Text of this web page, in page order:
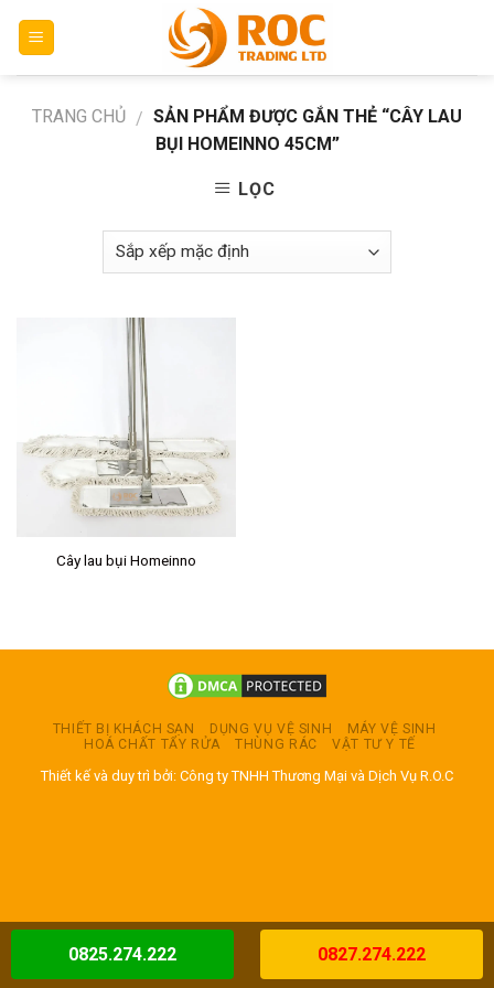
TRANG CHỦ / SẢN PHẨM ĐƯỢC GẮN THẺ “CÂY LAU
BỤI HOMEINNO 45CM”
LỌC
Cây lau bụi Homeinno
THIẾT BỊ KHÁCH SẠN DỤNG VỤ VỆ SINH
MÁY VỆ SINH
HOÁ CHẤT TẨY RỬA
THÙNG RÁC VẬT TƯ Y TẾ
Thiết kế và duy trì bởi: Công ty TNHH Thương Mại và Dịch Vụ R.O.C
0825.274.222 0827.274.222